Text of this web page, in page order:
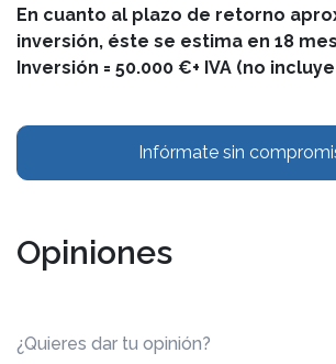
En cuanto al plazo de retorno
inversión, éste se estima en 18
Inversión = 50.000 €+ IVA (no
Infórmate sin
Opiniones
¿Quieres dar tu opinión?